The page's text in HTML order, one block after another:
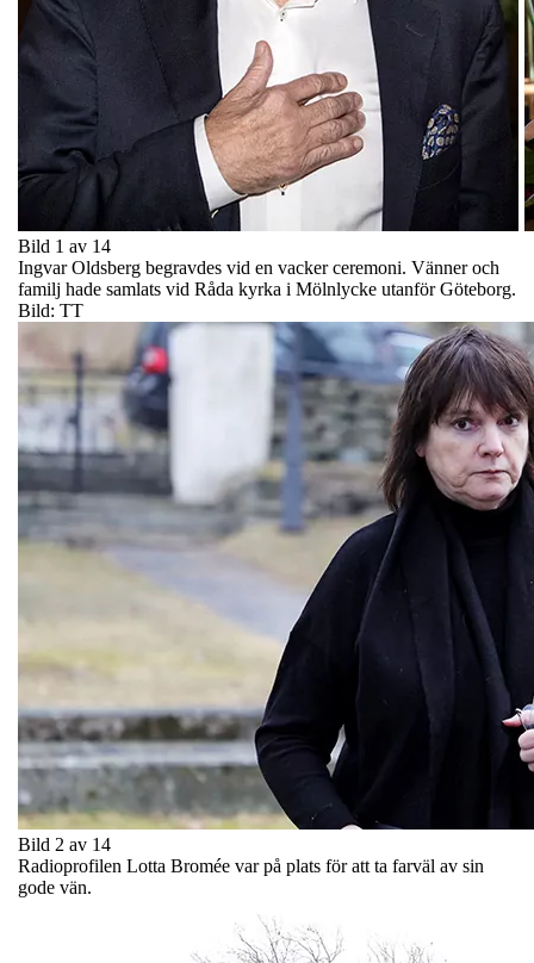
Bild 1 av 14
Ingvar Oldsberg begravdes vid en vacker ceremoni. Vänner och
familj hade samlats vid Råda kyrka i Mölnlycke utanför Göteborg.
Bild: TT
Bild 2 av 14
Radioprofilen Lotta Bromée var på plats för att ta farväl av sin
gode vän.